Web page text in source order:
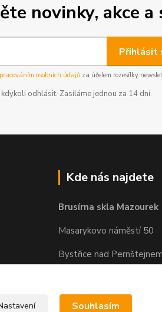
novinky, akce a
Přihlásit
osobních údajůza účelem rozesílky
kdykoli odhlásit. Zasíláme jednou za 14 dní.
Kde nás najdete
Brusírna skla Mazourek
Masarykovo náměstí 50
Bystřice nad
Souhlasím